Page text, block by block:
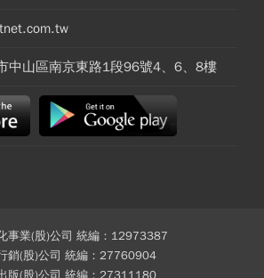
中山區南京東路1段96號4、6、8樓
事業(股)公司 統編：12973387
銷(股)公司 統編：27760904